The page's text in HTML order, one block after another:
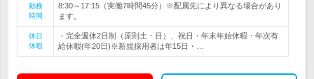
勤務
時間
8:30～17:15（実働7時間45分）※配属先により異なる場合があり
ます。
休日
休暇
・完全週休2日制（原則土・日）、祝日・年末年始休暇・年次有
給休暇(年20日)※新規採用者は年15日・…